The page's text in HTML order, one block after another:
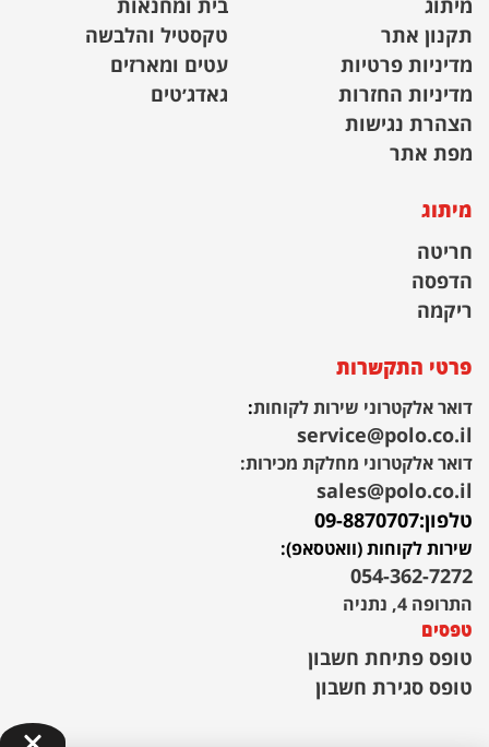
מיתוג
תקנון אתר
מדיניות פרטיות
מדיניות החזרות
הצהרת נגישות
מפת אתר
בית ומחנאות
טקסטיל והלבשה
עטים ומארזים
גאדג׳טים
מיתוג
חריטה
הדפסה
ריקמה
פרטי התקשרות
דואר אלקטרוני שירות לקוחות:
service@polo.co.il
דואר אלקטרוני מחלקת מכירות:
sales@polo.co.il
טלפון:09-8870707
שירות לקוחות (וואטסאפ):
054-362-7272
התרופה 4, נתניה
טפסים
טופס פתיחת חשבון
טופס סגירת חשבון